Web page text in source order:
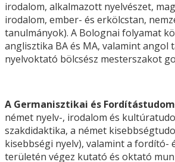
irodalom, alkalmazott nyelvészet,
irodalom, ember- és erkölcstan,
tanulmányok). A Bolognai folyamat
anglisztika BA és MA, valamint angol
nyelvoktató bölcsész mesterszakot
A Germanisztikai és
német nyelv-, irodalom és
szakdidaktika, a német
kisebbségi nyelv), valamint a fordító-
területén végez kutató és oktató